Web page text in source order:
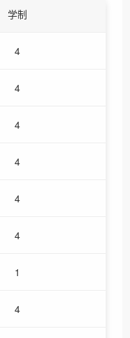
学制
4
4
4
4
4
4
1
4